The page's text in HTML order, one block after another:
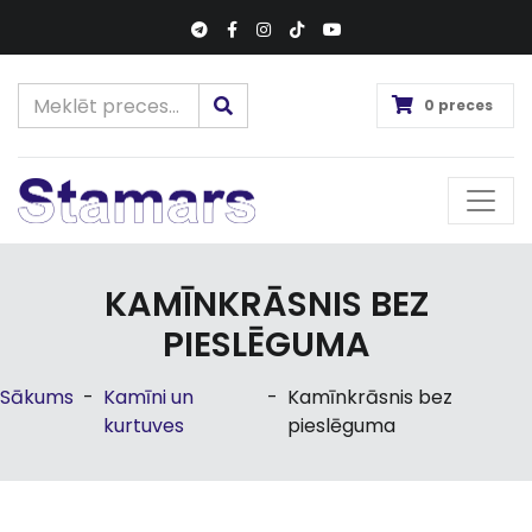
0 preces
KAMĪNKRĀSNIS BEZ
PIESLĒGUMA
Sākums - Kamīni un
kurtuves
- Kamīnkrāsnis bez
pieslēguma